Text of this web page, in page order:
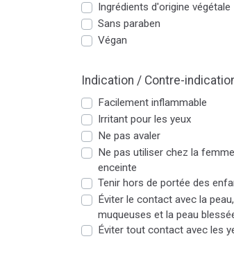
Ingrédients d'origine végétale
Sans paraben
Végan
Indication / Contre-
Facilement inflammable
Irritant pour les yeux
Ne pas avaler
Ne pas utiliser chez la femme
enceinte
Tenir hors de portée des
Éviter le contact avec la
muqueuses et la peau
Éviter tout contact avec les